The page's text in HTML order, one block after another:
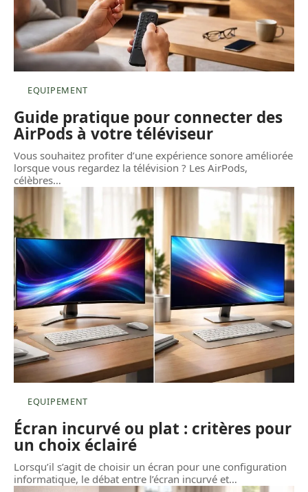
EQUIPEMENT
Guide pratique pour connecter des
AirPods à votre téléviseur
Vous souhaitez profiter d’une expérience sonore améliorée
lorsque vous regardez la télévision ? Les AirPods,
célèbres…
EQUIPEMENT
Écran incurvé ou plat : critères pour
un choix éclairé
Lorsqu’il s’agit de choisir un écran pour une configuration
informatique, le débat entre l’écran incurvé et…